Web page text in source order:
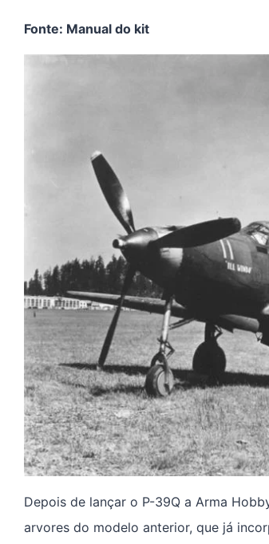
Fonte: Manual do kit
Depois de lançar o P-39Q a Arma
arvores do modelo anterior, que já